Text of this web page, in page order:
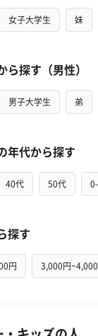
女子大学生 妹
探す（男性）
男子大学生 弟
年代から探す
40代 50代
探す
円 3,000円